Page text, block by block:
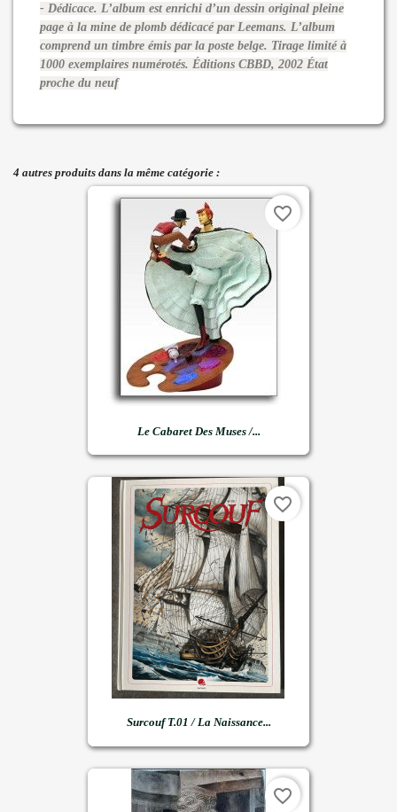
- Dédicace. L’album est enrichi d’un dessin original pleine
page à la mine de plomb dédicacé par Leemans. L’album
comprend un timbre émis par la poste belge. Tirage limité à
1000 exemplaires numérotés. Éditions CBBD, 2002 État
proche du neuf
4 autres produits dans la même catégorie :
Le Cabaret Des Muses /...
favorite_border
Surcouf T.01 / La Naissance...
favorite_border
favorite_border